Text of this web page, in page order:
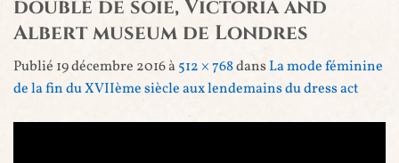
doublé de soie, Victoria and
Albert museum de Londres
Publié 19 décembre 2016à512 × 768dans La mode féminine
de la fin du XVIIème siècle aux lendemains du dress act